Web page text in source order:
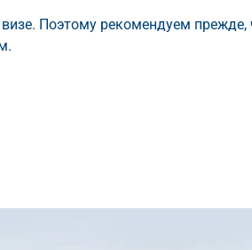
Поэтому рекомендуем прежде,